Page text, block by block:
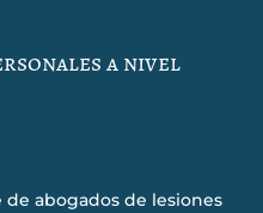
a nivel
abogados de lesiones